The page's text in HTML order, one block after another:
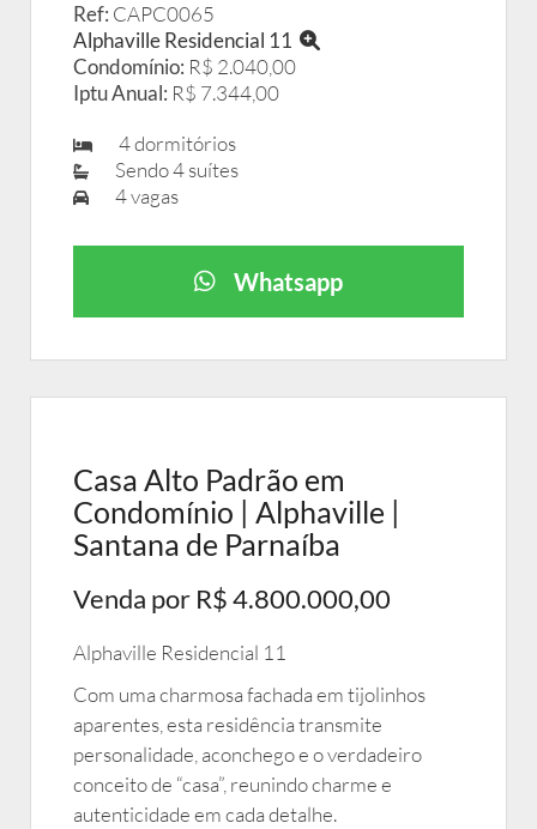
Ref: CAPC0065
Alphaville Residencial 11
Condomínio: R$ 2.040,00
Iptu Anual: R$ 7.344,00
4 dormitórios
Sendo 4 suítes
4 vagas
Whatsapp
Casa Alto Padrão em
Condomínio | Alphaville |
Santana de Parnaíba
Venda por R$ 4.800.000,00
Alphaville Residencial 11
Com uma charmosa fachada em tijolinhos
aparentes, esta residência transmite
personalidade, aconchego e o verdadeiro
conceito de “casa”, reunindo charme e
autenticidade em cada detalhe.